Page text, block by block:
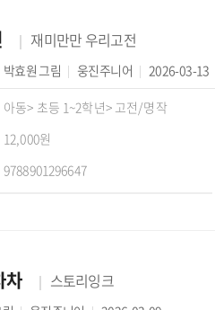
재미만만 우리고전
박효원그림 웅진주니어 2026-03-13
아동> 초등 1~2학년> 고전/명작
12,000원
9788901296647
차 스토리잉크